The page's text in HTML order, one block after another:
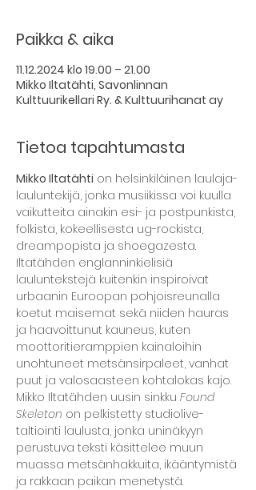
Paikka & aika
11.12.2024 klo 19.00 – 21.00
Mikko Iltatähti, Savonlinnan
Kulttuurikellari Ry. & Kulttuurihanat ay
Tietoa tapahtumasta
Mikko Iltatähti on helsinkiläinen laulaja-
lauluntekijä, jonka musiikissa voi kuulla
vaikutteita ainakin esi- ja postpunkista,
folkista, kokeellisesta ug-rockista,
dreampopista ja shoegazesta.
Iltatähden englanninkielisiä
lauluntekstejä kuitenkin inspiroivat
urbaanin Euroopan pohjoisreunalla
koetut maisemat sekä niiden hauras
ja haavoittunut kauneus, kuten
moottoritieramppien kainaloihin
unohtuneet metsänsirpaleet, vanhat
puut ja valosaasteen kohtalokas kajo.
Mikko Iltatähden uusin sinkku Found
Skeleton on pelkistetty studiolive-
taltiointi laulusta, jonka uninäkyyn
perustuva teksti käsittelee muun
muassa metsänhakkuita, ikääntymistä
ja rakkaan paikan menetystä.